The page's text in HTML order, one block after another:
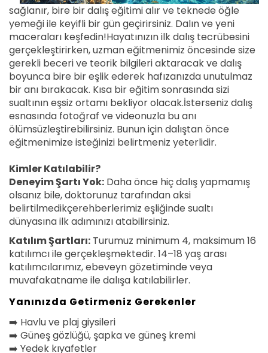
sağlanır, bire bir dalış eğitimi alır ve teknede öğle
yemeği ile keyifli bir gün geçirirsiniz. Dalın ve yeni
maceraları keşfedin!Hayatınızın ilk dalış tecrübesini
gerçekleştirirken, uzman eğitmenimiz öncesinde size
gerekli beceri ve teorik bilgileri aktaracak ve dalış
boyunca bire bir eşlik ederek hafızanızda unutulmaz
bir anı bırakacak. Kısa bir eğitim sonrasında sizi
sualtının eşsiz ortamı bekliyor olacak.İsterseniz dalış
esnasında fotoğraf ve videonuzla bu anı
ölümsüzleştirebilirsiniz. Bunun için dalıştan önce
eğitmenimize isteğinizi belirtmeniz yeterlidir.
Kimler Katılabilir?
Deneyim Şartı Yok: Daha önce hiç dalış yapmamış
olsanız bile, doktorunuz tarafından aksi
belirtilmedikçerehberlerimiz eşliğinde sualtı
dünyasına ilk adımınızı atabilirsiniz.
Katılım Şartları: Turumuz minimum 4, maksimum 16
katılımcı ile gerçekleşmektedir. 14–18 yaş arası
katılımcılarımız, ebeveyn gözetiminde veya
muvafakatname ile dalışa katılabilirler.
Yanınızda Getirmeniz Gerekenler
➡️ Havlu ve plaj giysileri
➡️ Güneş gözlüğü, şapka ve güneş kremi
➡️ Yedek kıyafetler